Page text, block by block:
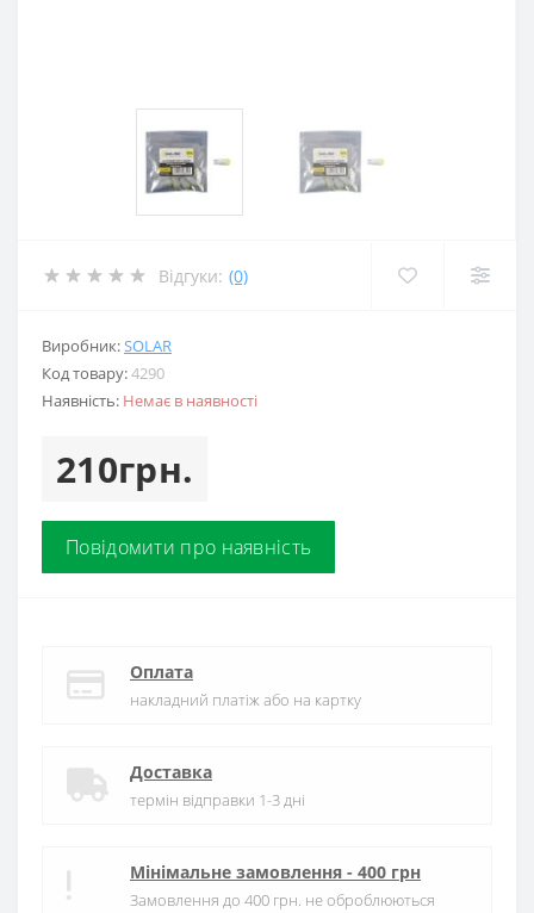
Відгуки: (0)
Виробник:SOLAR
Код товару:4290
Наявність: Немає в наявності
210грн.
Повідомити про наявність
Оплата
накладний платіж або на картку
Доставка
термін відправки 1-3 дні
Мінімальне замовлення - 400 грн
Замовлення до 400 грн. не оброблюються